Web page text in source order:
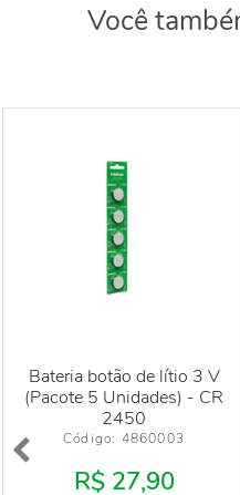
Você
Bateria botão de lítio 3 V
(Pacote 5 Unidades) - CR
2450
Código: 4860003
R$ 27,90